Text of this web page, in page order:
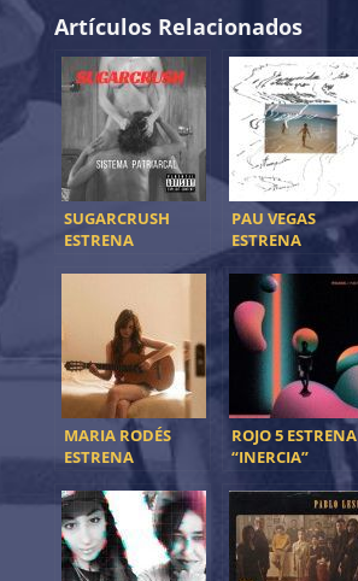
Artículos Relacionados
SUGARCRUSH
ESTRENA
PAU VEGAS
ESTRENA
“ESTAMPIDA»
MARIA RODÉS
ESTRENA
‘RECORDARTE’
ROJO 5 ESTRENA
“INERCIA”